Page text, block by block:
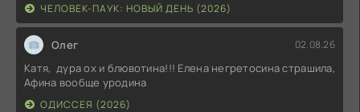
ЧЕЛОВЕК-ПАУК: НОВЫЙ ДЕНЬ (2026)
Олег 02.08.26
Катя, дура ох и блювотина!!! Елена негретосина страшила,
Афина вообще уродина
ОДИССЕЯ (2026)